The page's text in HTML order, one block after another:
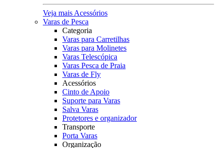
Veja mais Acessórios
Varas de Pesca
Categoria
Varas para Carretilhas
Varas para Molinetes
Varas Telescópica
Varas Pesca de Praia
Varas de Fly
Acessórios
Cinto de Apoio
Suporte para Varas
Salva Varas
Protetores e organizador
Transporte
Porta Varas
Organização